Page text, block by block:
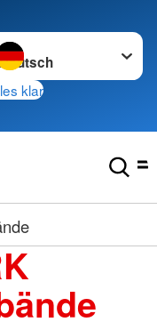
wechseln zu
klar